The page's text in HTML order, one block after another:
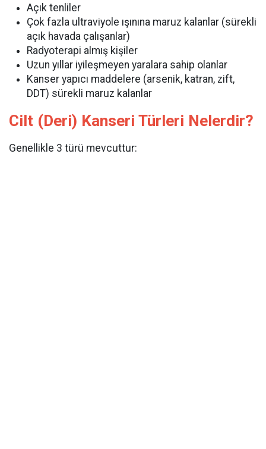
Açık tenliler
Çok fazla ultraviyole ışınına maruz kalanlar (sürekli
açık havada çalışanlar)
Radyoterapi almış kişiler
Uzun yıllar iyileşmeyen yaralara sahip olanlar
Kanser yapıcı maddelere (arsenik, katran, zift,
DDT) sürekli maruz kalanlar
Cilt (Deri) Kanseri Türleri Nelerdir?
Genellikle 3 türü mevcuttur: